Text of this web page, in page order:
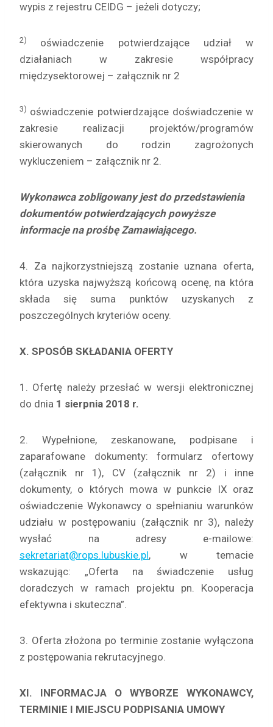
wypis z rejestru CEIDG – jeżeli dotyczy;
2) oświadczenie potwierdzające udział w
działaniach w zakresie współpracy
międzysektorowej – załącznik nr 2
3) oświadczenie potwierdzające doświadczenie w
zakresie realizacji projektów/programów
skierowanych do rodzin zagrożonych
wykluczeniem – załącznik nr 2.
Wykonawca zobligowany jest do przedstawienia
dokumentów potwierdzających powyższe
informacje na prośbę Zamawiającego.
4. Za najkorzystniejszą zostanie uznana oferta,
która uzyska najwyższą końcową ocenę, na która
składa się suma punktów uzyskanych z
poszczególnych kryteriów oceny.
X. SPOSÓB SKŁADANIA OFERTY
1. Ofertę należy przesłać w wersji elektronicznej
do dnia 1 sierpnia 2018 r.
2. Wypełnione, zeskanowane, podpisane i
zaparafowane dokumenty: formularz ofertowy
(załącznik nr 1), CV (załącznik nr 2) i inne
dokumenty, o których mowa w punkcie IX oraz
oświadczenie Wykonawcy o spełnianiu warunków
udziału w postępowaniu (załącznik nr 3), należy
wysłać na adresy e-mailowe:
sekretariat@rops.lubuskie.pl, w temacie
wskazując: „Oferta na świadczenie usług
doradczych w ramach projektu pn. Kooperacja
efektywna i skuteczna”.
3. Oferta złożona po terminie zostanie wyłączona
z postępowania rekrutacyjnego.
XI. INFORMACJA O WYBORZE WYKONAWCY,
TERMINIE I MIEJSCU PODPISANIA UMOWY